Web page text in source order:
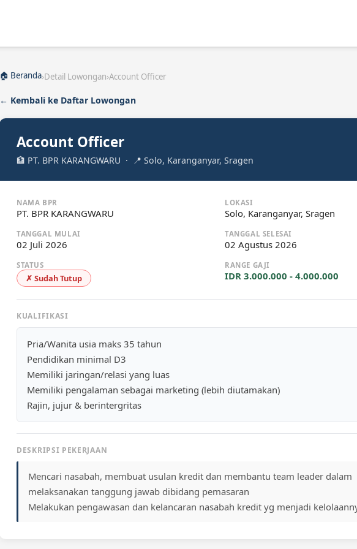
🏠 Beranda›Detail Lowongan›Account Officer
← Kembali ke Daftar Lowongan
Account Officer
🏦 PT. BPR KARANGWARU · 📍 Solo, Karanganyar, Sragen
NAMA BPR
PT. BPR KARANGWARU
LOKASI
Solo, Karanganyar, Sragen
TANGGAL MULAI
02 Juli 2026
TANGGAL SELESAI
02 Agustus 2026
STATUS
✗ Sudah Tutup
RANGE GAJI
IDR 3.000.000 - 4.000.000
KUALIFIKASI
Pria/Wanita usia maks 35 tahun
Pendidikan minimal D3
Memiliki jaringan/relasi yang luas
Memiliki pengalaman sebagai marketing (lebih diutamakan)
Rajin, jujur & berintergritas
DESKRIPSI PEKERJAAN
Mencari nasabah, membuat usulan kredit dan membantu team leader dalam
melaksanakan tanggung jawab dibidang pemasaran
Melakukan pengawasan dan kelancaran nasabah kredit yg menjadi